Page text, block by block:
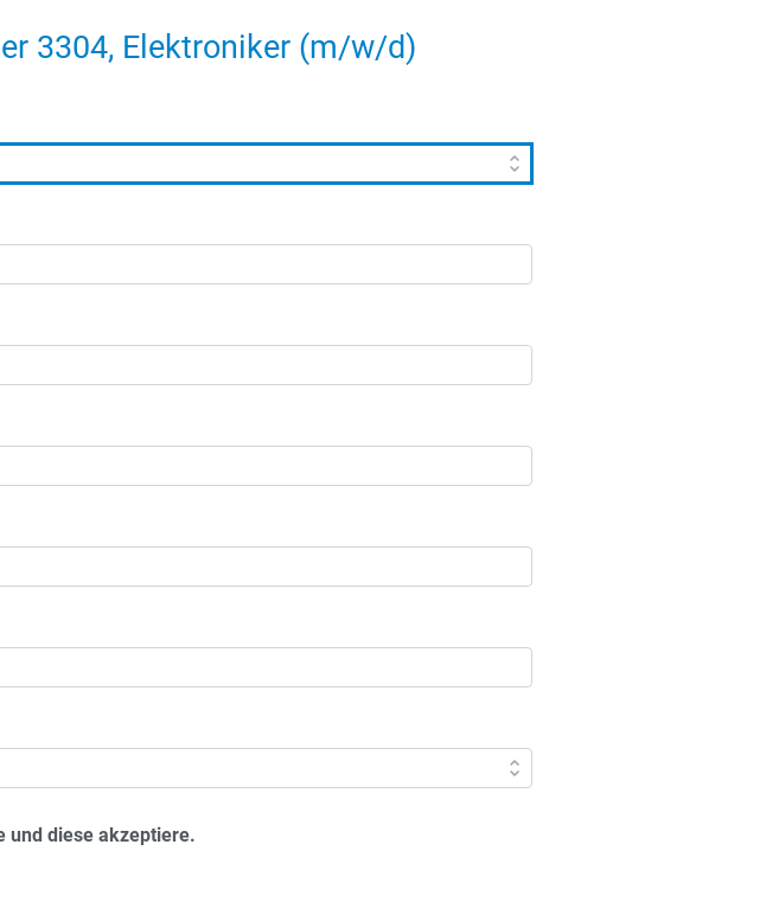
3304, Elektroniker (m/w/d)
und diese akzeptiere.